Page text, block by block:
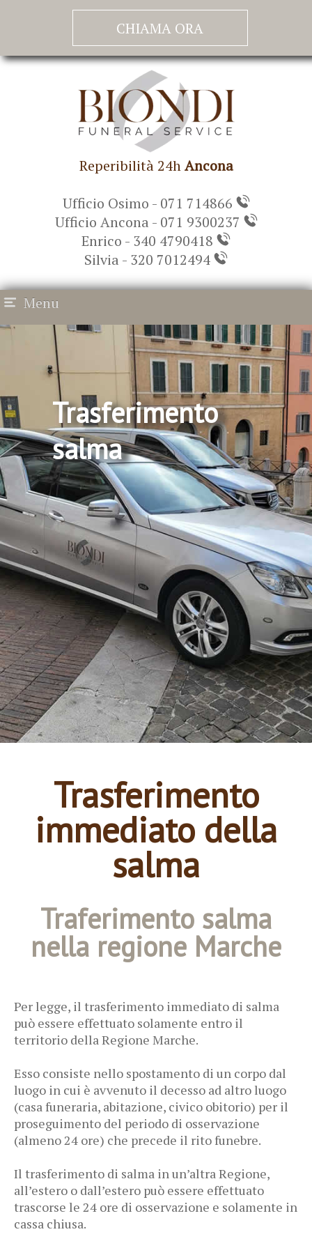
CHIAMA ORA
Reperibilità 24hAncona
Ufficio Osimo - 071 714866
Ufficio Ancona - 071 9300237
Enrico - 340 4790418
Silvia - 320 7012494
Menu
Trasferimento
salma
Trasferimento
immediato della
salma
Traferimento salma
nella regione Marche
Per legge, il trasferimento immediato di salma
può essere effettuato solamente entro il
territorio della Regione Marche.
Esso consiste nello spostamento di un corpo dal
luogo in cui è avvenuto il decesso ad altro luogo
(casa funeraria, abitazione, civico obitorio) per il
proseguimento del periodo di osservazione
(almeno 24 ore) che precede il rito funebre.
Il trasferimento di salma in un’altra Regione,
all’estero o dall’estero può essere effettuato
trascorse le 24 ore di osservazione e solamente in
cassa chiusa.